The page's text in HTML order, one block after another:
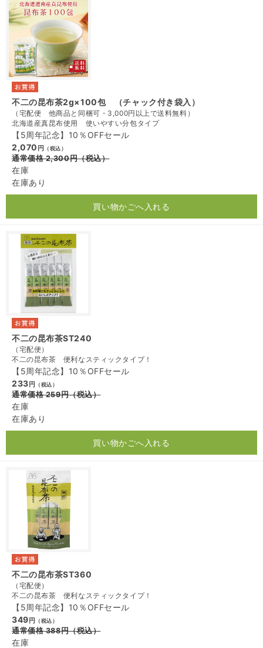
不二の昆布茶2g×100包 （チャック付き袋入）
（宅配便 他商品と同梱可・3,000円以上で送料無料）
北海道産真昆布使用 使いやすい分包タイプ
【5周年記念】10％OFFセール
2,070 円 （税込）
通常価格2,300円（税込）
在庫
在庫あり
買い物かごへ入れる
不二の昆布茶ST240
（宅配便）
不二の昆布茶 便利なスティックタイプ！
【5周年記念】10％OFFセール
233 円 （税込）
通常価格259円（税込）
在庫
在庫あり
買い物かごへ入れる
不二の昆布茶ST360
（宅配便）
不二の昆布茶 便利なスティックタイプ！
【5周年記念】10％OFFセール
349 円 （税込）
通常価格388円（税込）
在庫